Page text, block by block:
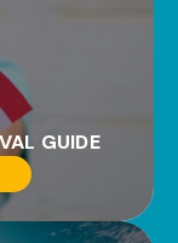
GUIDE